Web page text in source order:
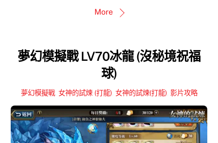
More
夢幻模擬戰 LV70冰龍 (沒秘境祝福
球)
夢幻模擬戰, 女神的試煉 (打龍), 女神的試煉(打龍), 影片攻略